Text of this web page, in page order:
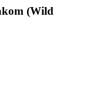
(Wild